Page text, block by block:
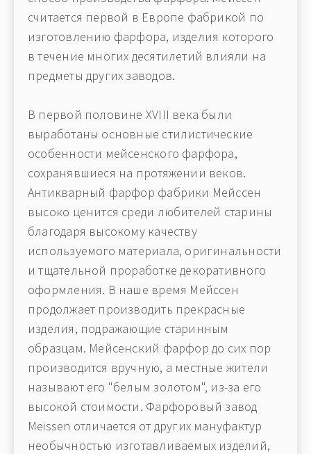
считается первой в Европе фабрикой по
изготовлению фарфора, изделия которого
в течение многих десятилетий влияли на
предметы других заводов.
В первой половине XVIII века были
выработаны основные стилистические
особенности мейсенского фарфора,
сохранявшиеся на протяжении веков.
Антикварный фарфор фабрики Мейcсен
высоко ценится среди любителей старины
благодаря высокому качеству
используемого материала, оригинальности
и тщательной проработке декоративного
оформления. В наше время Мейcсен
продолжает производить прекрасные
изделия, подражающие старинным
образцам. Мейсенский фарфор до сих пор
производится вручную, а местные жители
называют его "белым золотом", из-за его
высокой стоимости. Фарфоровый завод
Meissen отличается от других мануфактур
необычностью изготавливаемых изделий,